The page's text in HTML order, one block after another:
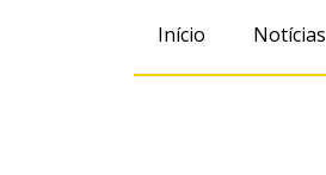
Início Notícias